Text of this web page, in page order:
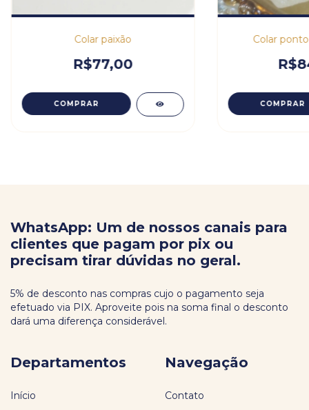
Colar paixão
R$77,00
COMPRAR
Colar
COMPRAR
WhatsApp: Um de nossos canais para
clientes que pagam por pix ou
precisam tirar dúvidas no geral.
5% de desconto nas compras cujo o pagamento seja
efetuado via PIX. Aproveite pois na soma final o desconto
dará uma diferença considerável.
Departamentos
Início
Navegação
Contato